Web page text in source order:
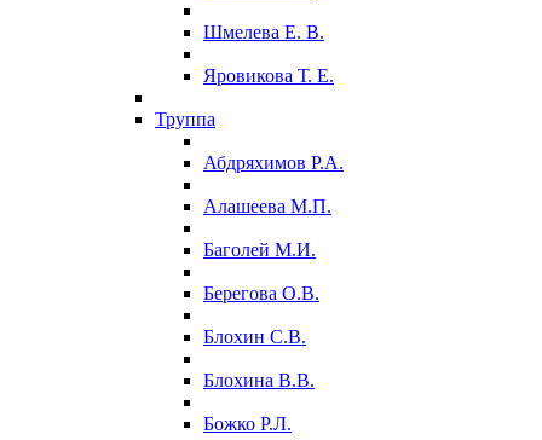
Шмелева Е. В.
Яровикова Т. Е.
Труппа
Абдряхимов Р.А.
Алашеева М.П.
Баголей М.И.
Берегова О.В.
Блохин С.В.
Блохина В.В.
Божко Р.Л.